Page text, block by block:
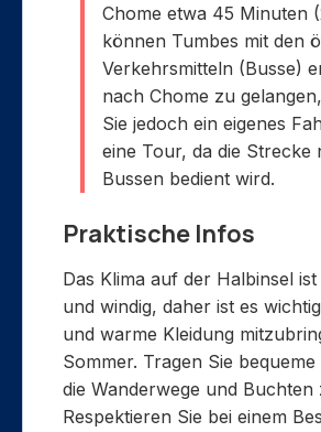
Chome etwa 45 Minuten
können Tumbes mit den
Verkehrsmitteln (Busse)
nach Chome zu
Sie jedoch ein eigenes
eine Tour, da die Strecke
Bussen bedient wird.
Praktische Infos
Das Klima auf der Halbinsel
und windig, daher ist es
und warme Kleidung
Sommer. Tragen Sie
die Wanderwege und Buchten
Respektieren Sie bei einem